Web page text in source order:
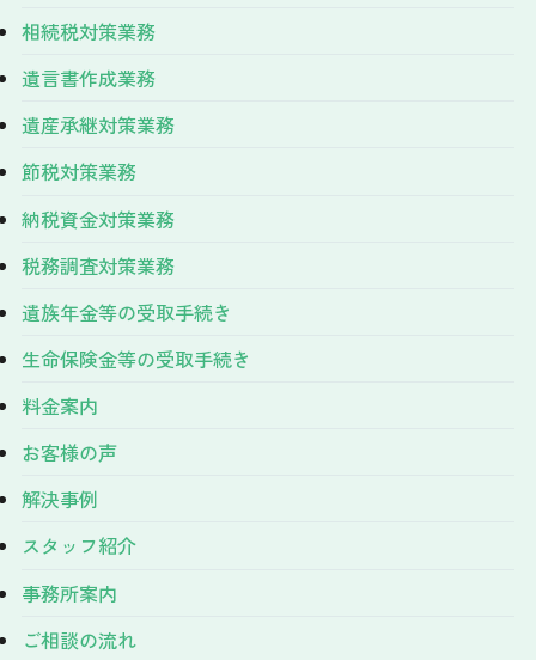
相続税対策業務
遺言書作成業務
遺産承継対策業務
節税対策業務
納税資金対策業務
税務調査対策業務
遺族年金等の受取手続き
生命保険金等の受取手続き
料金案内
お客様の声
解決事例
スタッフ紹介
事務所案内
ご相談の流れ